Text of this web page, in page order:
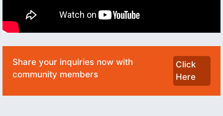
Share your inquiries now with
community members
Click
Here